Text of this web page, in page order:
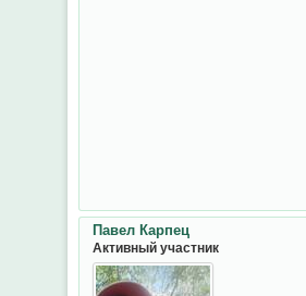
Павел Карпец
Активный участник